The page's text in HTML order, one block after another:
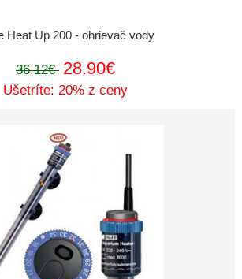
Heat Up 200 - ohrievač vody
36.12€ 28.90€
Ušetríte: 20% z ceny